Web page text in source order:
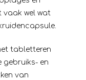
vaak wel wat
tabletteren
gebruiks- en
van